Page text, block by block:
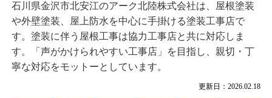
更新日：2026.02.18
石川県金沢市北安江のアーク北陸株式会社は、屋根塗装
や外壁塗装、屋上防水を中心に手掛ける塗装工事店で
す。塗装に伴う屋根工事は協力工事店と共に対応しま
す。「声がかけられやすい工事店」を目指し、親切・丁
寧な対応をモットーとしています。